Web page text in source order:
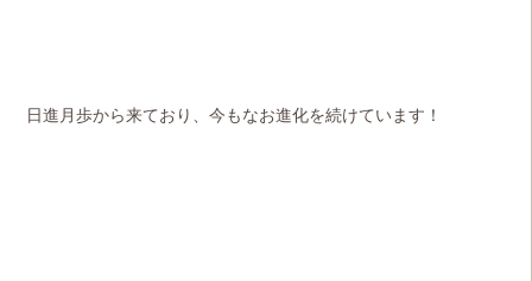
日進月歩から来ており、今もなお進化を続けています！